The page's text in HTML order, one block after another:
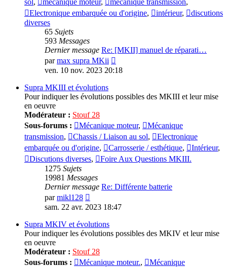
Electronique embarquée ou d'origine, intérieur,
discutions
diverses
65 Sujets
593 Messages
Dernier message Re: [MKII] manuel de réparati…
parmax supra MKii
le
ven. 10 nov. 2023 20:18
Supra MKIII et évolutions
Pour indiquer les évolutions possibles des MKIII et leur mise
en oeuvre
Modérateur : Stouf 28
Sous-forums :
Mécanique moteur,
Mécanique
transmission, Chassis / Liaison au sol,
Electronique
embarquée ou d'origine, Carrosserie / esthétique, Intérieur,
Discutions diverses,
Foire Aux Questions MKIII.
1275 Sujets
19981 Messages
Dernier message Re: Différente batterie
parmikl128
le
message
sam. 22 avr. 2023 18:47
Supra MKIV et évolutions
Pour indiquer les évolutions possibles des MKIV et leur mise
en oeuvre
Modérateur : Stouf 28
Sous-forums :
Mécanique moteur.,
Mécanique